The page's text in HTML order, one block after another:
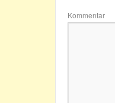
Kommentar